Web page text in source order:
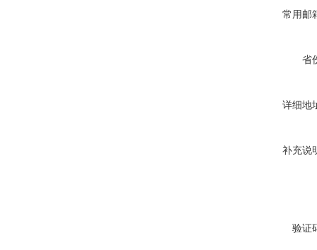
常用邮
省
详细地
补充说
验证